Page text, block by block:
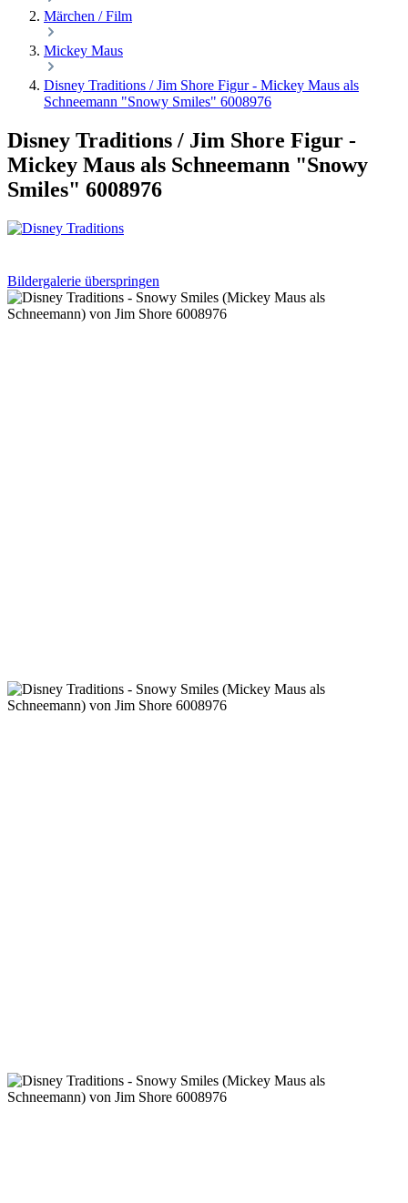
Märchen / Film
Mickey Maus
Disney Traditions / Jim Shore Figur - Mickey Maus als
Schneemann "Snowy Smiles" 6008976
Disney Traditions / Jim Shore Figur -
Mickey Maus als Schneemann "Snowy
Smiles" 6008976
Bildergalerie überspringen